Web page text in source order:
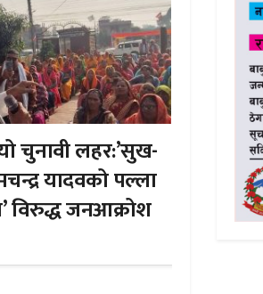
चुनावी लहर:’सुख-
यादवको पल्ला
विरुद्ध जनआक्रोश